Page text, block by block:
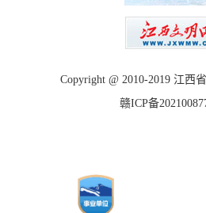
Copyright @ 2010-2019 江西
赣ICP备